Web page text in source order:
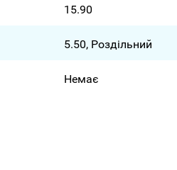
15.90
5.50, Роздільний
Немає